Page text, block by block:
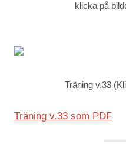
klicka på
Träning v.33
Träning v.33 som PDF